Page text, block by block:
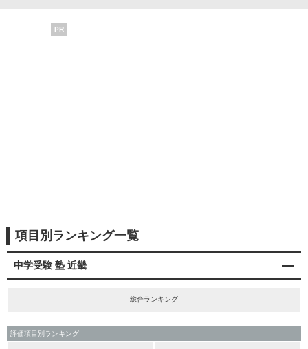
PR
項目別ランキング一覧
中学受験 塾 近畿
総合ランキング
評価項目別ランキング